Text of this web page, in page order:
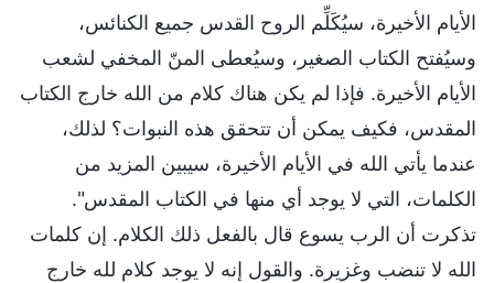
الأيام الأخيرة، سيُكَلِّم الروح القدس جميع الكنائس،
وسيُفتح الكتاب الصغير، وسيُعطى المنّ المخفي لشعب
الأيام الأخيرة. فإذا لم يكن هناك كلام من الله خارج الكتاب
المقدس، فكيف يمكن أن تتحقق هذه النبوات؟ لذلك،
عندما يأتي الله في الأيام الأخيرة، سيبين المزيد من
الكلمات، التي لا يوجد أي منها في الكتاب المقدس".
تذكرت أن الرب يسوع قال بالفعل ذلك الكلام. إن كلمات
الله لا تنضب وغزيرة. والقول إنه لا يوجد كلام لله خارج